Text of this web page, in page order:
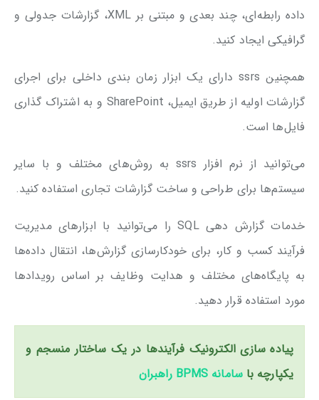
داده‌ رابطه‌ای، چند بعدی و مبتنی بر XML، گزارشات جدولی و
گرافیکی ایجاد کنید.
همچنین ssrs دارای یک ابزار زمان بندی داخلی برای اجرای
گزارشات اولیه از طریق ایمیل، SharePoint و به اشتراک گذاری
فایل‌ها است.
می‌توانید از نرم افزار ssrs به روش‌های مختلف و با سایر
سیستم‌ها برای طراحی و ساخت گزارشات تجاری استفاده کنید.
خدمات گزارش دهی SQL را می‌توانید با ابزارهای مدیریت
فرآیند کسب و کار، برای خودکارسازی گزارش‌ها، انتقال داده‌ها
به پایگاه‌های مختلف و هدایت وظایف بر اساس رویدادها
مورد استفاده قرار دهید.
پیاده سازی الکترونیک فرآیندها در یک ساختار منسجم و
یکپارچه باسامانه BPMS راهبران